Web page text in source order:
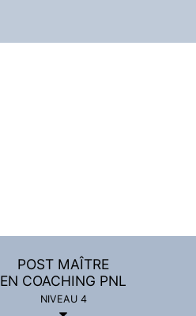
POST MAÎTRE
EN COACHING PNL
NIVEAU 4